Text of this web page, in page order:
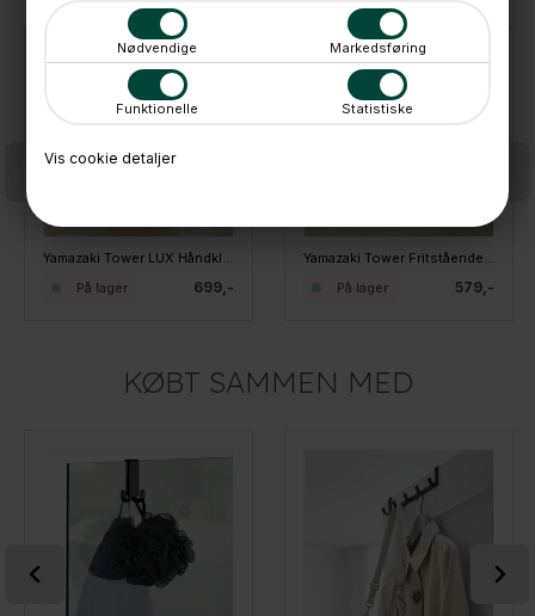
Nødvendige Markedsføring
Funktionelle Statistiske
Vis cookie detaljer
Yamazaki Tower LUX Håndklædeholder - HVID
699,-
På lager
Yamazaki Tower Fritstående Håndklædeholder, SORT
579,-
På lager
KØBT SAMMEN MED